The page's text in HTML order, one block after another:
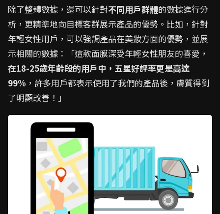
除了整體數據，還可以針對不同用戶群體的數據進行分
析，更精準地向目標客群展示產品的優勢。比如，針對
年輕女性用戶，可以強調產品在美妝方面的優勢，並展
示相關的數據：「這款面膜深受年輕女性朋友的喜愛，
在18-25歲年齡段的用戶中，五星好評率更是高達
99% ，許多用戶都表示使用了我們的產品後，膚質得到
了明顯改善！」